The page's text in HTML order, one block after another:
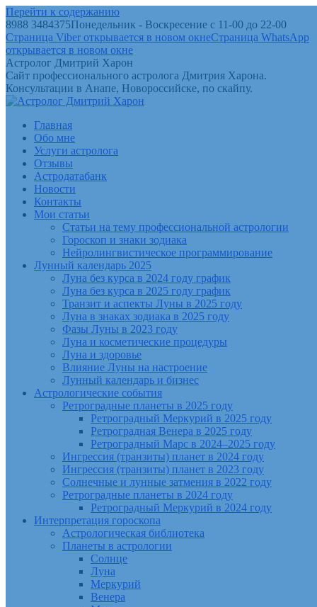
Перейти к содержанию
8988 3484375Понедельник - Воскресение с 11-00 до 22-00
Страница Viber открывается в новом окнеСтраница WhatsApp
открывается в новом окне
Астролог Дмитрий Харон
Сайт профессионального астролога Дмитрия Харона.
Консультации в Анапе, Новороссийске, по скайпу.
Главная
Обо мне
Услуги астролога
Отзывы
Астродатабанк
Новости
Контакты
Мои статьи
Статьи на тему профессиональной астрологии
Гороскоп и знаки зодиака
Нейролингвистическое программирование
Лунный календарь 2025
Луна без курса в 2024 году график
Луна без курса в 2025 году график
Транзит и аспекты Луны в 2025 году
Луна в знаках зодиака в 2025 году
Фазы Луны в 2023 году
Луна и косметические процедуры
Луна и здоровье
Влияние Луны на настроение
Лунный календарь и бизнес
Астрологические события
Ретроградные планеты в 2025 году
Ретроградный Меркурий в 2025 году
Ретроградная Венера в 2025 году
Ретроградный Марс в 2024–2025 году
Ингрессия (транзиты) планет в 2024 году
Ингрессия (транзиты) планет в 2023 году
Солнечные и лунные затмения в 2022 году
Ретроградные планеты в 2024 году
Ретроградный Меркурий в 2024 году
Интерпретация гороскопа
Астрологическая библиотека
Планеты в астрологии
Солнце
Луна
Меркурий
Венера